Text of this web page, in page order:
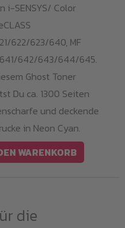
i-SENSYS/ Color
622/623/640, MF
642/643/644/645.
Ghost Toner
Du ca. 1300 Seiten
und deckende
in Neon Cyan.
WARENKORB
die